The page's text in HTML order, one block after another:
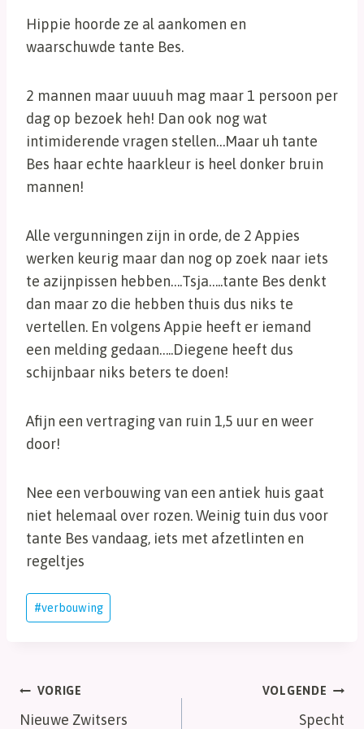
Hippie hoorde ze al aankomen en
waarschuwde tante Bes.
2 mannen maar uuuuh mag maar 1 persoon per
dag op bezoek heh! Dan ook nog wat
intimiderende vragen stellen…Maar uh tante
Bes haar echte haarkleur is heel donker bruin
mannen!
Alle vergunningen zijn in orde, de 2 Appies
werken keurig maar dan nog op zoek naar iets
te azijnpissen hebben….Tsja…..tante Bes denkt
dan maar zo die hebben thuis dus niks te
vertellen. En volgens Appie heeft er iemand
een melding gedaan…..Diegene heeft dus
schijnbaar niks beters te doen!
Afijn een vertraging van ruin 1,5 uur en weer
door!
Nee een verbouwing van een antiek huis gaat
niet helemaal over rozen. Weinig tuin dus voor
tante Bes vandaag, iets met afzetlinten en
regeltjes
Bericht
tags:
#verbouwing
Bericht
VORIGE
Nieuwe Zwitsers
VOLGENDE
Specht